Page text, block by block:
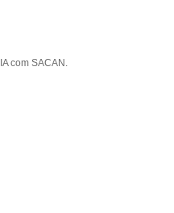
com SACAN.